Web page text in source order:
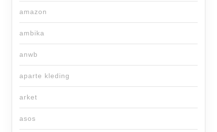
amazon
ambika
anwb
aparte kleding
arket
asos